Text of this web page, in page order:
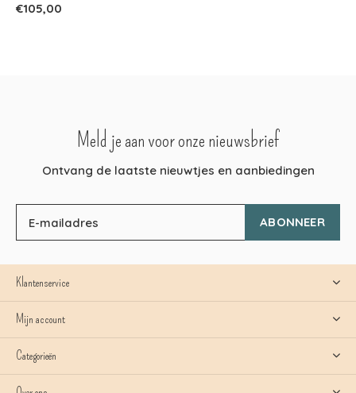
€105,00
Meld je aan voor onze nieuwsbrief
Ontvang de laatste nieuwtjes en aanbiedingen
ABONNEER
Klantenservice
Mijn account
Categorieën